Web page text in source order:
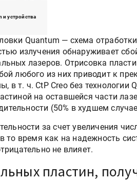
и устройства
Quantum — схема
излучения обнаруживает
лазеров. Отрисовка
любого из них приводит к
в т. ч. CtP Creo без технологии
на оставшейся части
(50% в худшем
за счет увеличения
то время как на надежность
не влияет.
пластин,
за идеями,
Color Lava
IPSA